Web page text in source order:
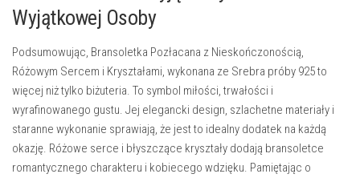
Wyjątkowej Osoby
Podsumowując, Bransoletka Pozłacana z Nieskończonością,
Różowym Sercem i Kryształami, wykonana ze Srebra próby 925to
więcej niż tylko biżuteria. To symbol miłości, trwałości i
wyrafinowanego gustu. Jej elegancki design, szlachetne materiały i
staranne wykonanie sprawiają, że jest to idealny dodatek na każdą
okazję. Różowe serce i błyszczące kryształy dodają bransoletce
romantycznego charakteru i kobiecego wdzięku. Pamiętając o